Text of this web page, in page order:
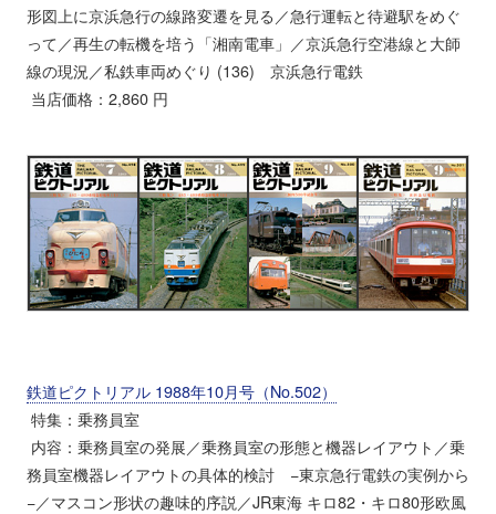
形図上に京浜急行の線路変遷を見る／急行運転と待避駅をめぐ
って／再生の転機を培う「湘南電車」／京浜急行空港線と大師
線の現況／私鉄車両めぐり (136) 京浜急行電鉄
当店価格：2,860 円
鉄道ピクトリアル 1988年10月号（No.502）
特集：乗務員室
内容：乗務員室の発展／乗務員室の形態と機器レイアウト／乗
務員室機器レイアウトの具体的検討 −東京急行電鉄の実例から
−／マスコン形状の趣味的序説／JR東海 キロ82・キロ80形欧風